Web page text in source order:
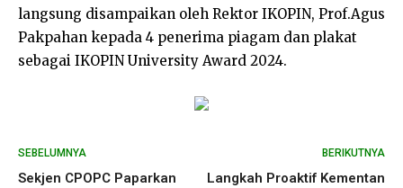
langsung disampaikan oleh Rektor IKOPIN, Prof.Agus
Pakpahan kepada 4 penerima piagam dan plakat
sebagai IKOPIN University Award 2024.
SEBELUMNYA
Sekjen CPOPC Paparkan
BERIKUTNYA
Langkah Proaktif Kementan